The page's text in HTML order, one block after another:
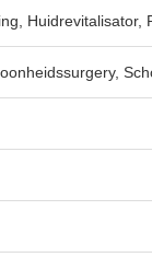
Huidrevitalisator,